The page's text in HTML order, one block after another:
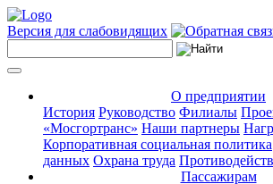
Версия для слабовидящих
О предприятии
История Руководство Филиалы
«Мосгортранс» Наши партнеры
Корпоративная социальная политика
данных Охрана труда
Пассажирам